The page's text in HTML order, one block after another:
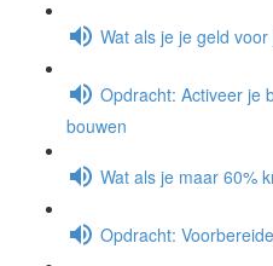
Wat als je je geld
Opdracht: Activeer je
bouwen
Wat als je maar 60%
Opdracht: